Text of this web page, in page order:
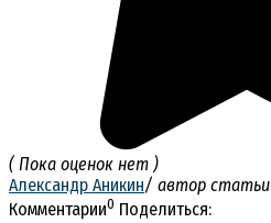
( Пока оценок нет )
Александр Аникин/ автор статьи
Комментарии0 Поделиться: